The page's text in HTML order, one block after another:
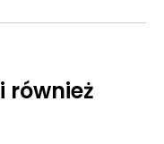
również